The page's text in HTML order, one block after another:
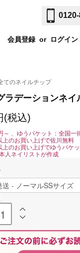
会員登録 or ログイン
てのネイルチップ
ラデーションネイ
(税込)
～ 、ゆうパケット：全国一
のお買い上げで佐川無料
のお買い上げでゆうパケ
人ネイリストが作成